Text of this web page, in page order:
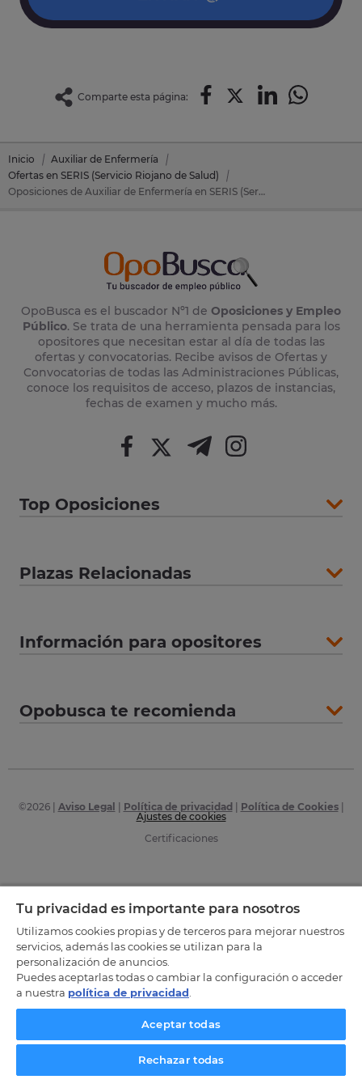
Comparte esta página:
Inicio
Auxiliar de Enfermería
Ofertas en SERIS (Servicio Riojano de Salud)
Oposiciones de Auxiliar de Enfermería en SERIS (Servicio Riojano de Salud)
OpoBusca es el buscador Nº1 de Oposiciones y Empleo
Público. Se trata de una herramienta pensada para los
opositores que necesitan estar al día de todas las
ofertas y convocatorias. Recibe avisos de Ofertas y
Convocatorias de todas las Administraciones Públicas,
conoce los requisitos de acceso, plazos de instancias,
fechas de examen y mucho más.
Top Oposiciones
Plazas Relacionadas
Información para opositores
Opobusca te recomienda
©2026| Aviso Legal Política de privacidad Política de Cookies|
Ajustes de cookies
Certificaciones
Tu privacidad es importante para nosotros
Utilizamos cookies propias y de terceros para mejorar nuestros
servicios, además las cookies se utilizan para la
personalización de anuncios.
Puedes aceptarlas todas o cambiar la configuración o acceder
a nuestra política de privacidad
Aceptar todas
Rechazar todas